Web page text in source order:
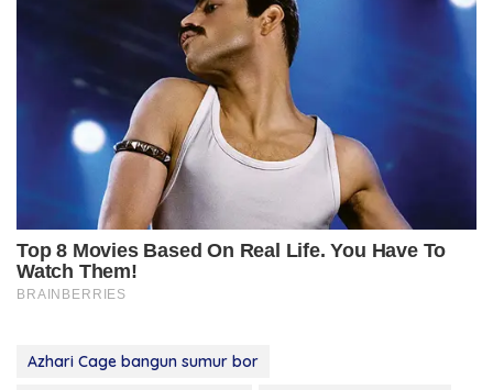
Azhari Cage bangun sumur bor